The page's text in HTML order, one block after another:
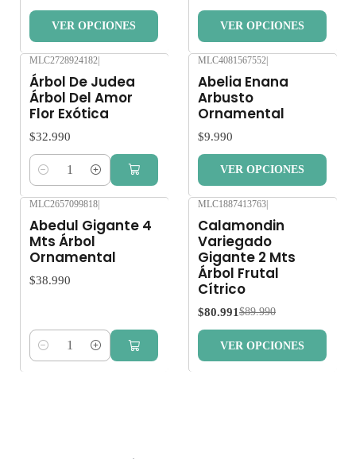
VER OPCIONES VER OPCIONES
MLC2728924182|
Árbol De Judea
Árbol Del Amor
Flor Exótica
$32.990
Cantidad
MLC4081567552|
Abelia Enana
Arbusto
Ornamental
$9.990
VER OPCIONES
MLC2657099818
Abedul Gigante 4
Mts Árbol
Ornamental
$38.990
Cantidad
MLC1887413763
Calamondin
Variegado
Gigante 2 Mts
Árbol Frutal
Cítrico
$80.991 $89.990
VER OPCIONES